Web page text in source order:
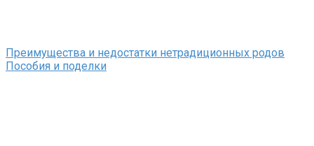
Преимущества и недостатки нетрадиционных родов
Пособия и поделки